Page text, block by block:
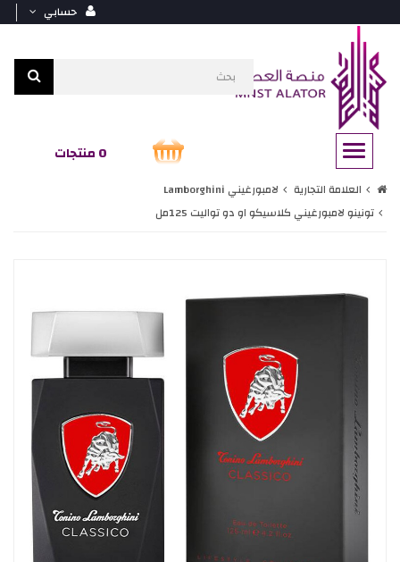
حسابي
0 منتجات
العلامة التجارية
لامبورغيني Lamborghini
تونينو لامبورغيني كلاسيكو او دو تواليت 125مل